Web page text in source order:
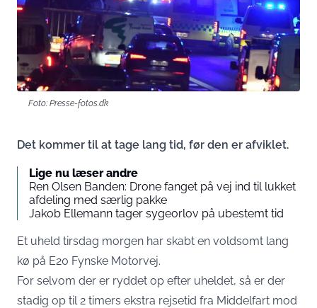
Foto: Presse-fotos.dk
Det kommer til at tage lang tid, før den er afviklet.
Lige nu læser andre
Ren Olsen Banden: Drone fanget på vej ind til lukket
afdeling med særlig pakke
Jakob Ellemann tager sygeorlov på ubestemt tid
Et uheld tirsdag morgen har skabt en voldsomt lang
kø på E20 Fynske Motorvej.
For selvom der er ryddet op efter uheldet, så er der
stadig op til 2 timers ekstra rejsetid fra Middelfart mod